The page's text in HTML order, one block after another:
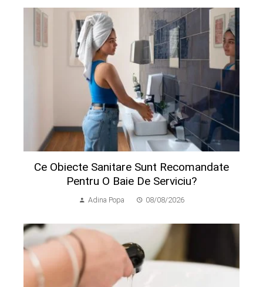
Ce Obiecte Sanitare Sunt Recomandate
Pentru O Baie De Serviciu?
Adina Popa 08/08/2026